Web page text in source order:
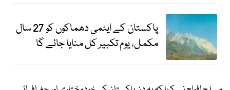
پاکستان کے ایٹمی دھماکوں کو 27 سال
مکمل، یوم تکبیر کل منایا جائے گا